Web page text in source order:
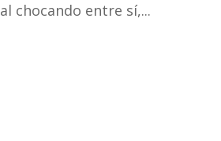
chocando entre sí,...